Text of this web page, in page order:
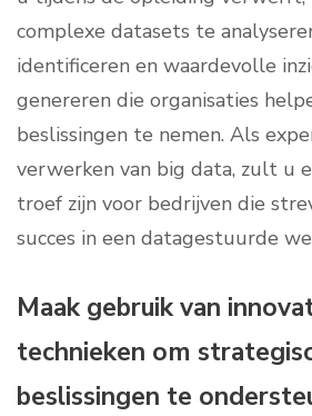
complexe datasets te
identificeren en waardevolle
genereren die organisaties
beslissingen te nemen. Als
verwerken van big data, zult u
troef zijn voor bedrijven die
succes in een datagestuurde
Maak gebruik van
technieken om
beslissingen te